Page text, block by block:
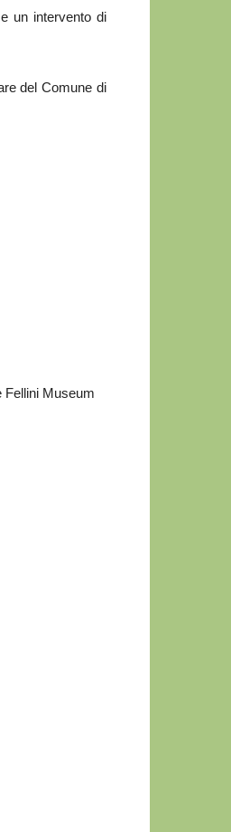
un intervento di
del Comune di
Fellini Museum